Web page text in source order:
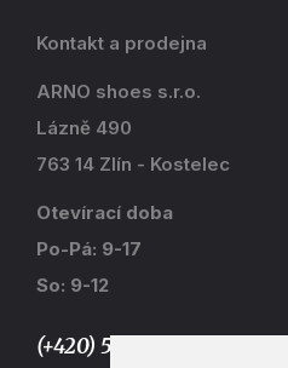
Kontakt a prodejna
ARNO shoes s.r.o.
Lázně 490
763 14 Zlín - Kostelec
Otevírací doba
Po-Pá: 9-17
So: 9-12
(+420) 577 915 036,